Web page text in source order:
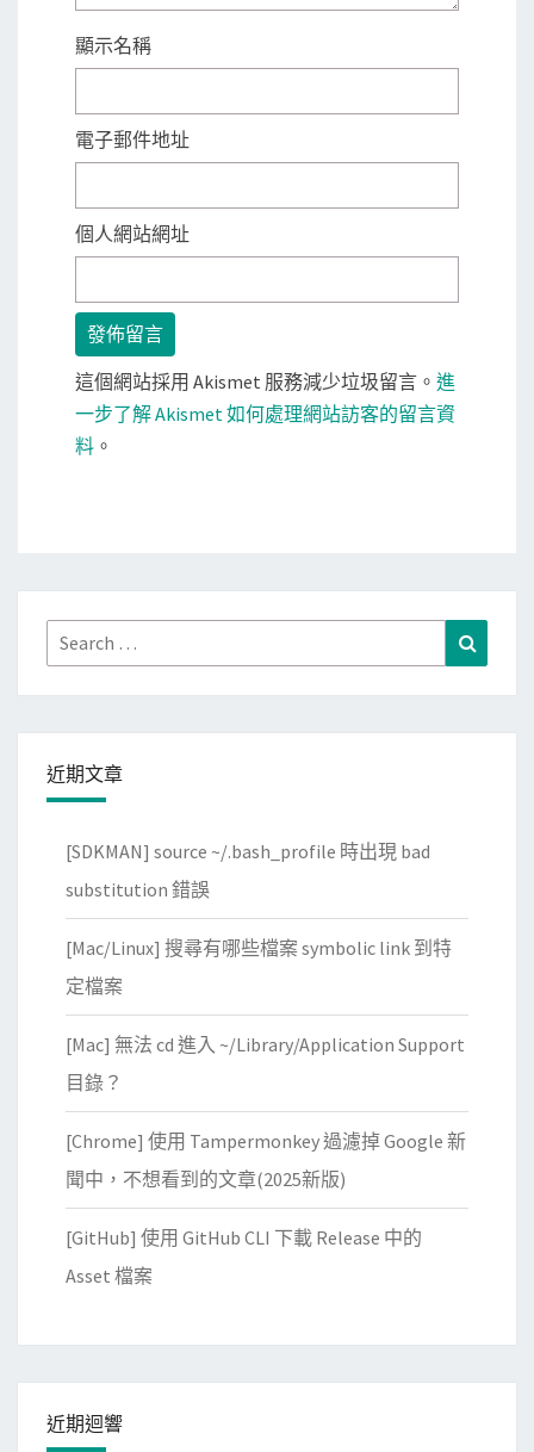
顯示名稱
電子郵件地址
個人網站網址
這個網站採用 Akismet 服務減少垃圾留言。 進
一步了解 Akismet 如何處理網站訪客的留言資
料 。
Search
for:
近期文章
[SDKMAN] source ~/.bash_profile 時出現 bad
substitution 錯誤
[Mac/Linux] 搜尋有哪些檔案 symbolic link 到特
定檔案
[Mac] 無法 cd 進入 ~/Library/Application Support
目錄？
[Chrome] 使用 Tampermonkey 過濾掉 Google 新
聞中，不想看到的文章(2025新版)
[GitHub] 使用 GitHub CLI 下載 Release 中的
Asset 檔案
近期迴響